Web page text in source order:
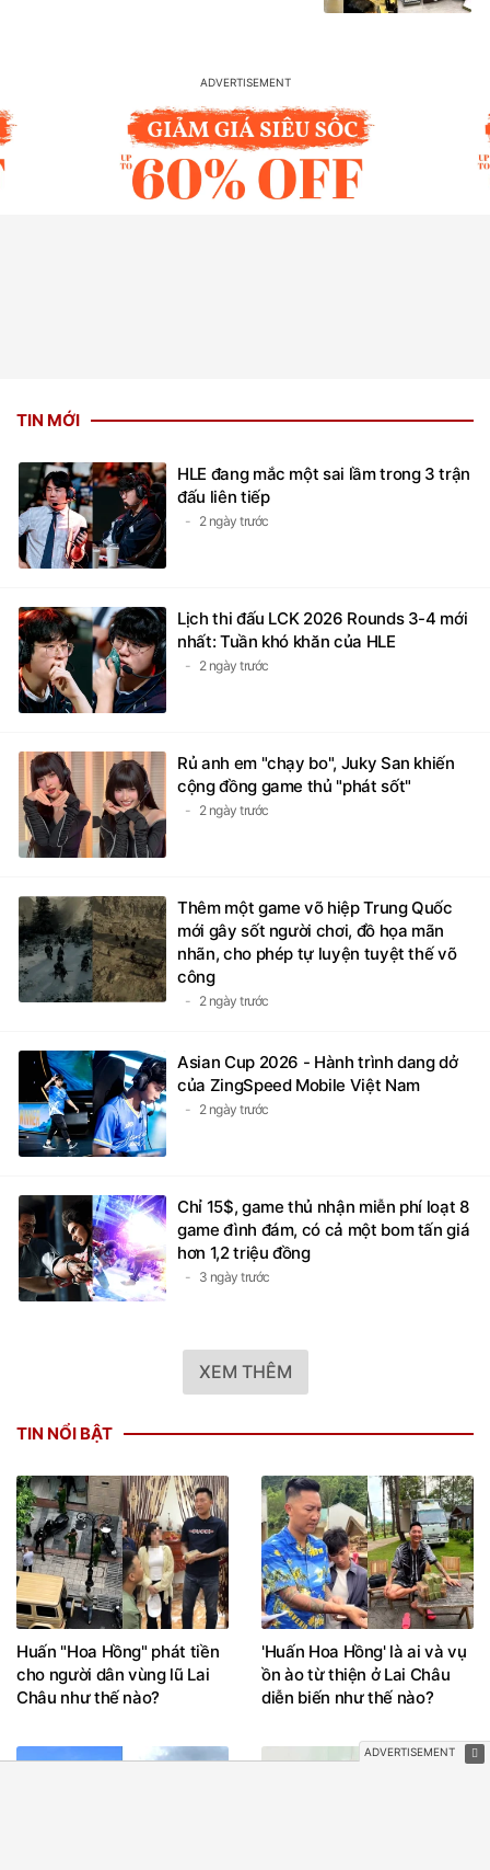
TIN MỚI
HLE đang mắc một sai lầm trong 3 trận
đấu liên tiếp
2 ngày trước
Lịch thi đấu LCK 2026 Rounds 3-4 mới
nhất: Tuần khó khăn của HLE
2 ngày trước
Rủ anh em "chạy bo", Juky San khiến
cộng đồng game thủ "phát sốt"
2 ngày trước
Thêm một game võ hiệp Trung Quốc
mới gây sốt người chơi, đồ họa mãn
nhãn, cho phép tự luyện tuyệt thế võ
công
2 ngày trước
Asian Cup 2026 - Hành trình dang dở
của ZingSpeed Mobile Việt Nam
2 ngày trước
Chỉ 15$, game thủ nhận miễn phí loạt 8
game đình đám, có cả một bom tấn giá
hơn 1,2 triệu đồng
3 ngày trước
XEM THÊM
TIN NỔI BẬT
Huấn "Hoa Hồng" phát tiền
cho người dân vùng lũ Lai
Châu như thế nào?
'Huấn Hoa Hồng' là ai và vụ
ồn ào từ thiện ở Lai Châu
diễn biến như thế nào?